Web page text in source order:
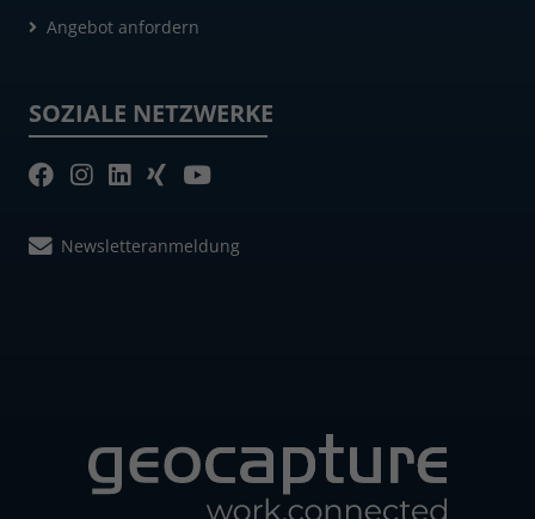
Angebot anfordern
SOZIALE NETZWERKE
Newsletteranmeldung